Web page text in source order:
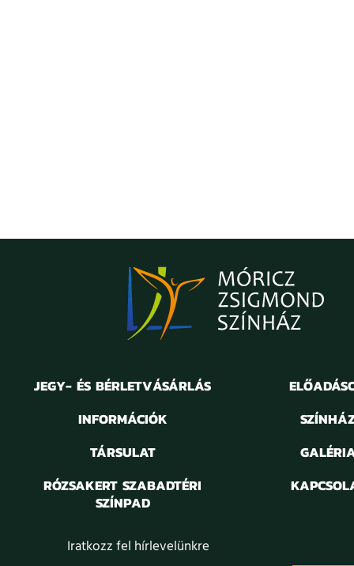
JEGY- ÉS BÉRLETVÁSÁRLÁS
INFORMÁCIÓK
TÁRSULAT
RÓZSAKERT SZABADTÉRI
SZÍNPAD
Iratkozz fel hírlevelünkre